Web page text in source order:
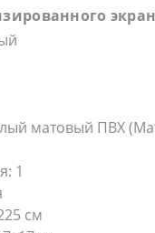
матовый ПВХ
1
см